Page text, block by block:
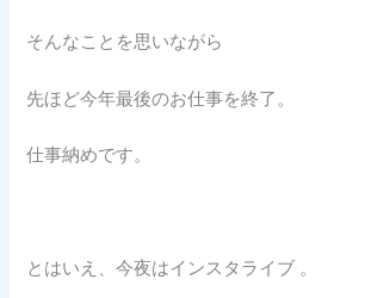
そんなことを思いながら
先ほど今年最後のお仕事を終了。
仕事納めです。
とはいえ、今夜はインスタライブ 。